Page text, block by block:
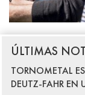
ÚLTIMAS
TORNOMETAL
DEUTZ-FAHR EN